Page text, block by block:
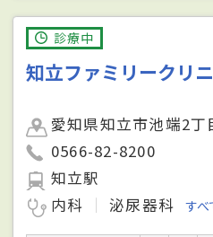
診療中
知立ファミリークリ
愛知県知立市池端2丁
0566-82-8200
知立駅
内科
泌尿器科 すべ